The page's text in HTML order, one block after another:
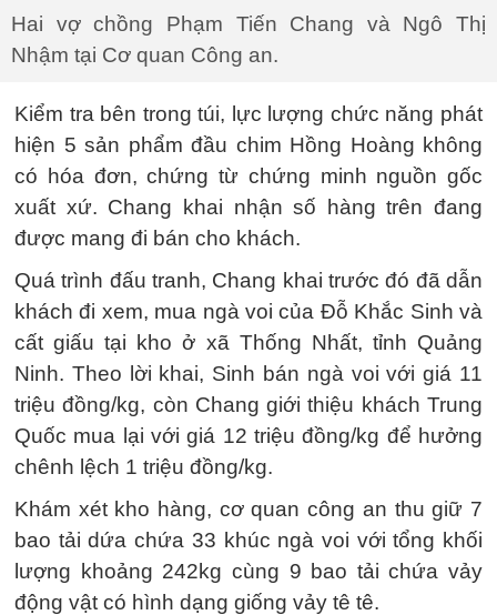
Hai vợ chồng Phạm Tiến Chang và Ngô Thị
Nhậm tại Cơ quan Công an.
Kiểm tra bên trong túi, lực lượng chức năng phát
hiện 5 sản phẩm đầu chim Hồng Hoàng không
có hóa đơn, chứng từ chứng minh nguồn gốc
xuất xứ. Chang khai nhận số hàng trên đang
được mang đi bán cho khách.
Quá trình đấu tranh, Chang khai trước đó đã dẫn
khách đi xem, mua ngà voi của Đỗ Khắc Sinh và
cất giấu tại kho ở xã Thống Nhất, tỉnh Quảng
Ninh. Theo lời khai, Sinh bán ngà voi với giá 11
triệu đồng/kg, còn Chang giới thiệu khách Trung
Quốc mua lại với giá 12 triệu đồng/kg để hưởng
chênh lệch 1 triệu đồng/kg.
Khám xét kho hàng, cơ quan công an thu giữ 7
bao tải dứa chứa 33 khúc ngà voi với tổng khối
lượng khoảng 242kg cùng 9 bao tải chứa vảy
động vật có hình dạng giống vảy tê tê.